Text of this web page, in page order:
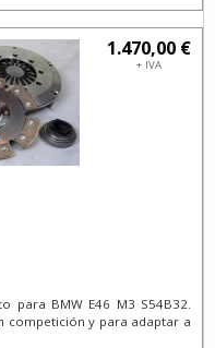
1.470,00 €
+ IVA
para BMW E46 M3 S54B32.
competición y para adaptar a